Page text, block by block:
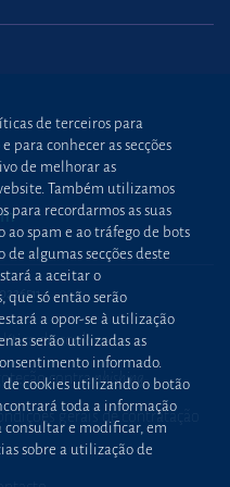
de cookies
contraphishing
gerais de contratação
de terceiros para
para conhecer as secções
de melhorar as
Também utilizamos
para recordarmos as suas
ao spam e ao tráfego de bots
algumas secções deste
a aceitar o
que só então serão
a opor-se à utilização
serão utilizadas as
informado.
cookies utilizando o botão
toda a informação
consultar e modificar, em
sobre a utilização de